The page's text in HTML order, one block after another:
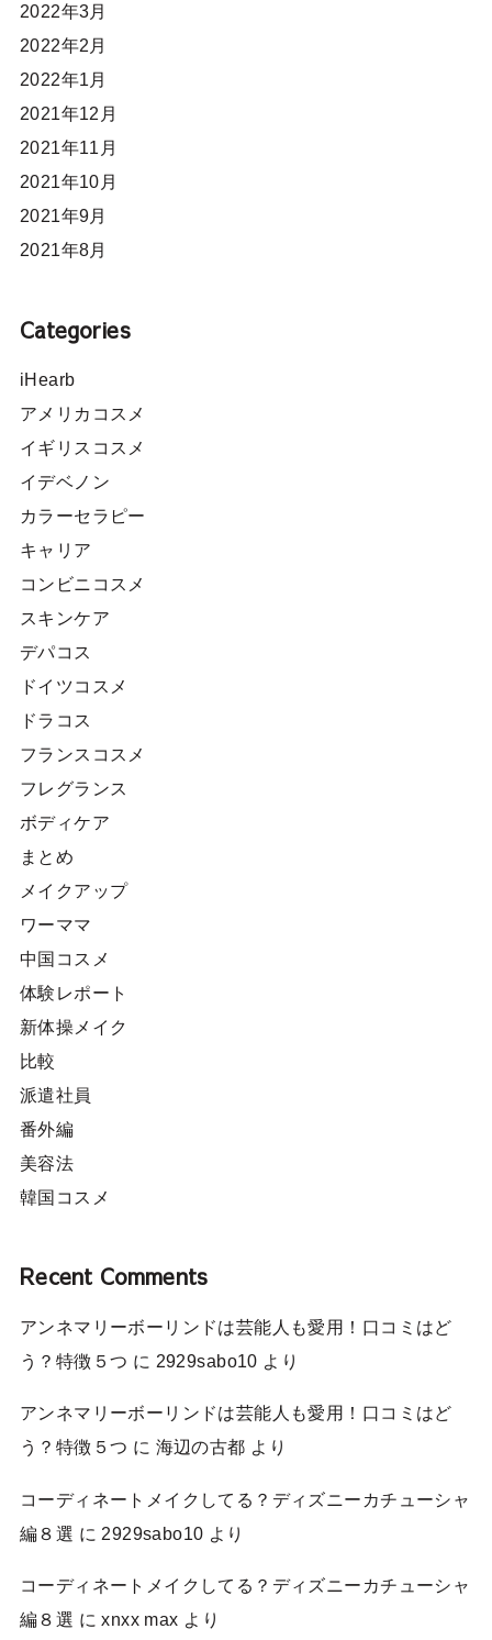
2022年3月
2022年2月
2022年1月
2021年12月
2021年11月
2021年10月
2021年9月
2021年8月
Categories
iHearb
アメリカコスメ
イギリスコスメ
イデベノン
カラーセラピー
キャリア
コンビニコスメ
スキンケア
デパコス
ドイツコスメ
ドラコス
フランスコスメ
フレグランス
ボディケア
まとめ
メイクアップ
ワーママ
中国コスメ
体験レポート
新体操メイク
比較
派遣社員
番外編
美容法
韓国コスメ
Recent Comments
アンネマリーボーリンドは芸能人も愛用！口コミはど
う？特徴５つ に 2929sabo10 より
アンネマリーボーリンドは芸能人も愛用！口コミはど
う？特徴５つ に 海辺の古都 より
コーディネートメイクしてる？ディズニーカチューシャ
編８選 に 2929sabo10 より
コーディネートメイクしてる？ディズニーカチューシャ
編８選 にxnxx max より